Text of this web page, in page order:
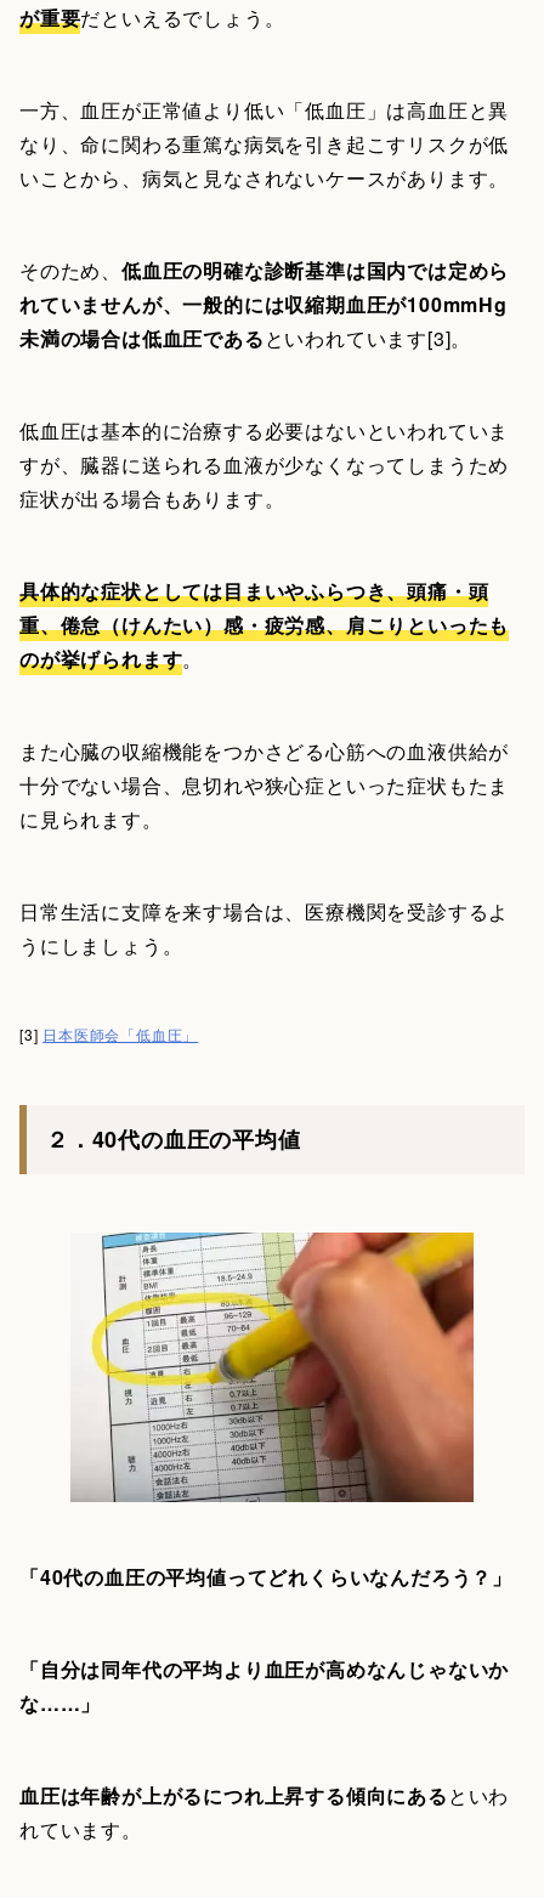
が重要だといえるでしょう。
一方、血圧が正常値より低い「低血圧」は高血圧と異
なり、命に関わる重篤な病気を引き起こすリスクが低
いことから、病気と見なされないケースがあります。
そのため、 低血圧の明確な診断基準は国内では定めら
れていませんが、一般的には収縮期血圧が100mmHg
未満の場合は低血圧であるといわれています[3]。
低血圧は基本的に治療する必要はないといわれていま
すが、臓器に送られる血液が少なくなってしまうため
症状が出る場合もあります。
具体的な症状としては目まいやふらつき、頭痛・頭
重、倦怠（けんたい）感・疲労感、肩こりといったも
のが挙げられます。
また心臓の収縮機能をつかさどる心筋への血液供給が
十分でない場合、息切れや狭心症といった症状もたま
に見られます。
日常生活に支障を来す場合は、医療機関を受診するよ
うにしましょう。
[3] 日本医師会「低血圧」
２．40代の血圧の平均値
「40代の血圧の平均値ってどれくらいなんだろう？」
「自分は同年代の平均より血圧が高めなんじゃないか
な……」
血圧は年齢が上がるにつれ上昇する傾向にあるといわ
れています。